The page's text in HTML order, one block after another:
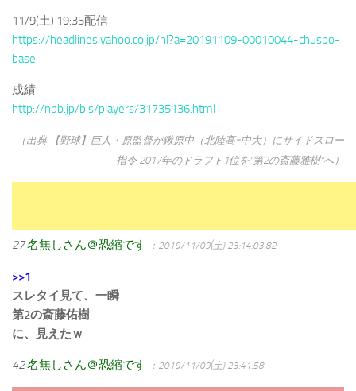
11/9(土) 19:35配信
https://headlines.yahoo.co.jp/hl?a=20191109-00010044-chuspo-
base
成績
http://npb.jp/bis/players/31735136.html
（出典 【野球】巨人・原監督が鍬原中（北陸高ｰ中大）にサイドスロー
指令 2017年のドラフト1位を”第2の斎藤雅樹”へ）
27名無しさん＠恐縮です ：2019/11/09(土) 23:14:03.82
>>1
スレタイ見て、一瞬
第2の斎藤佑樹
に、見えたｗ
42名無しさん＠恐縮です ：2019/11/09(土) 23:41:58